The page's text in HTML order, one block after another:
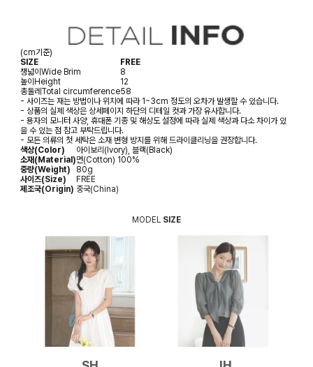
(cm기준)
SIZE
FREE
챙넓이Wide Brim
8
높이Height
12
총둘레Total circumference58
- 사이즈는 재는 방법이나 위치에 따라 1~3cm 정도의 오차가 발생할 수 있습니다.
- 상품의 실제 색상은 상세페이지 하단의 디테일 컷과 가장 유사합니다.
- 용자의 모니터 사양, 휴대폰 기종 및 해상도 설정에 따라 실제 색상과 다소 차이가 있
을 수 있는 점 참고 부탁드립니다.
- 모든 의류의 첫 세탁은 소재 변형 방지를 위해 드라이클리닝을 권장합니다.
색상(Color)
아이보리(Ivory), 블랙(Black)
소재(Material)면(Cotton) 100%
중량(Weight)
80g
사이즈(Size)
FREE
제조국(Origin) 중국(China)
MODEL SIZE